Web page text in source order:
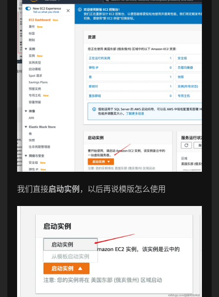
我们直接启动实例，以后再说模版怎么使用